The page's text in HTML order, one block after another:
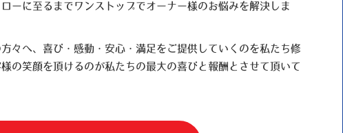
ーに至るまでワンストップでオーナー様のお悩みを解決しま
々へ、喜び・感動・安心・満足をご提供していくのを私たち修
の笑顔を頂けるのが私たちの最大の喜びと報酬とさせて頂いて